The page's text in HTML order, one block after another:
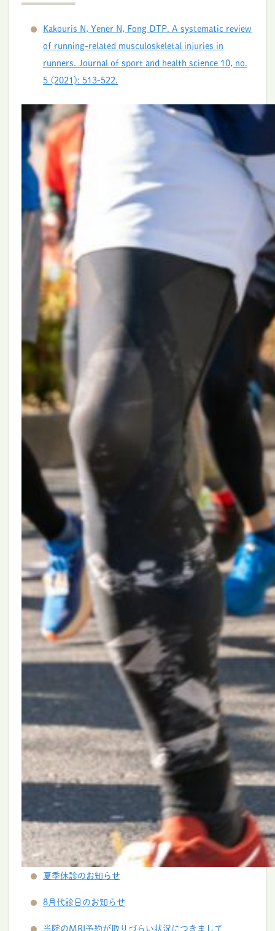
Kakouris N, Yener N, Fong DTP. A systematic review
of running-related musculoskeletal injuries in
runners. Journal of sport and health science 10, no.
5 (2021): 513-522.
夏季休診のお知らせ
8月代診日のお知らせ
当院のMRI予約が取りづらい状況につきまして